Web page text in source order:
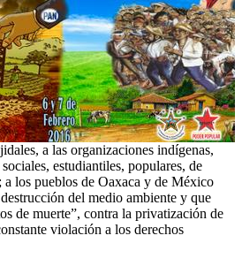
a las organizaciones indígenas,
estudiantiles, populares, de
a los pueblos de Oaxaca y de México
del medio ambiente y que
de muerte”, contra la privatización de
violación a los derechos